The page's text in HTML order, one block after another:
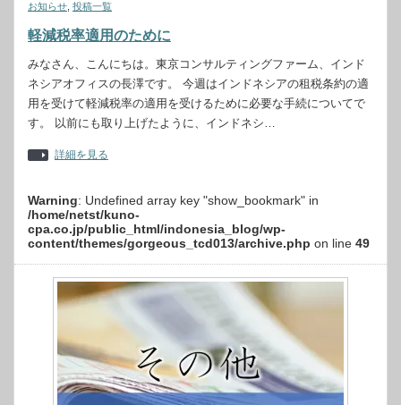
お知らせ 投稿一覧
軽減税率適用のために
みなさん、こんにちは。東京コンサルティングファーム、インド
ネシアオフィスの長澤です。 今週はインドネシアの租税条約の適
用を受けて軽減税率の適用を受けるために必要な手続についてで
す。 以前にも取り上げたように、インドネシ…
詳細を見る
Warning: Undefined array key "show_bookmark" in
/home/netst/kuno-
cpa.co.jp/public_html/indonesia_blog/wp-
content/themes/gorgeous_tcd013/archive.php on line 49